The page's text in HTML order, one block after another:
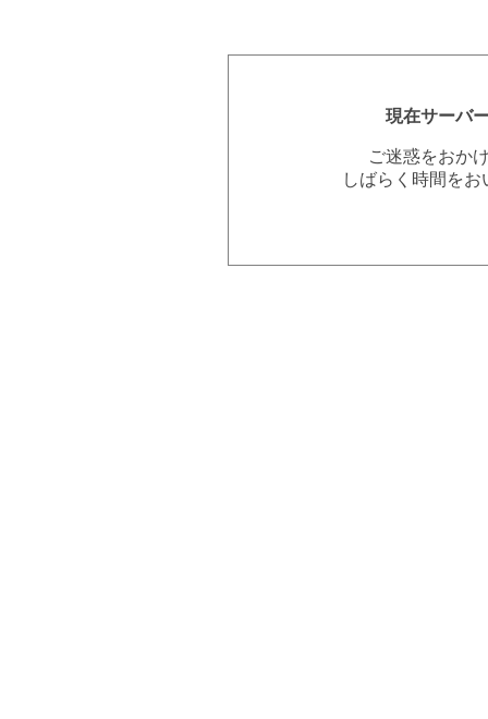
現在サーバ
ご迷惑をおか
しばらく時間を